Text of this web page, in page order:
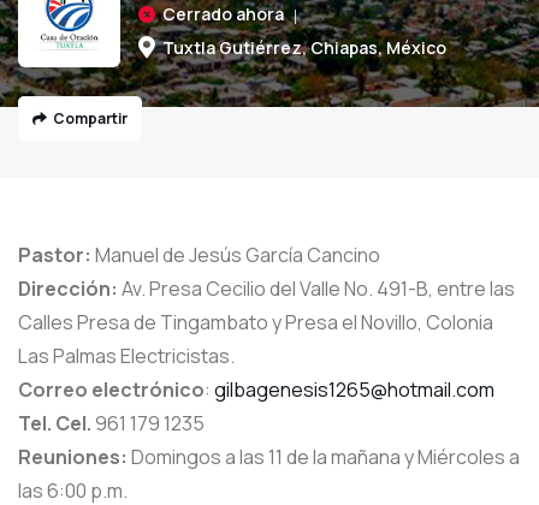
Cerrado ahora
Tuxtla Gutiérrez, Chiapas, México
Compartir
Pastor: Manuel de Jesús García Cancino
Dirección: Av. Presa Cecilio del Valle No. 491-B, entre las
Calles Presa de Tingambato y Presa el Novillo, Colonia
Las Palmas Electricistas.
Correo electrónico: gilbagenesis1265@hotmail.com
Tel. Cel.961 179 1235
Reuniones: Domingos a las 11 de la mañana y Miércoles a
las 6:00 p.m.